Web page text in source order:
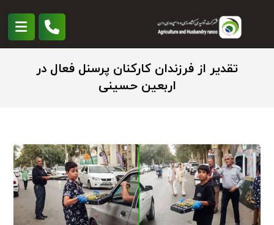
تقدیر از فرزندان کارکنان پرسنل فعال در
اربعین حسینی